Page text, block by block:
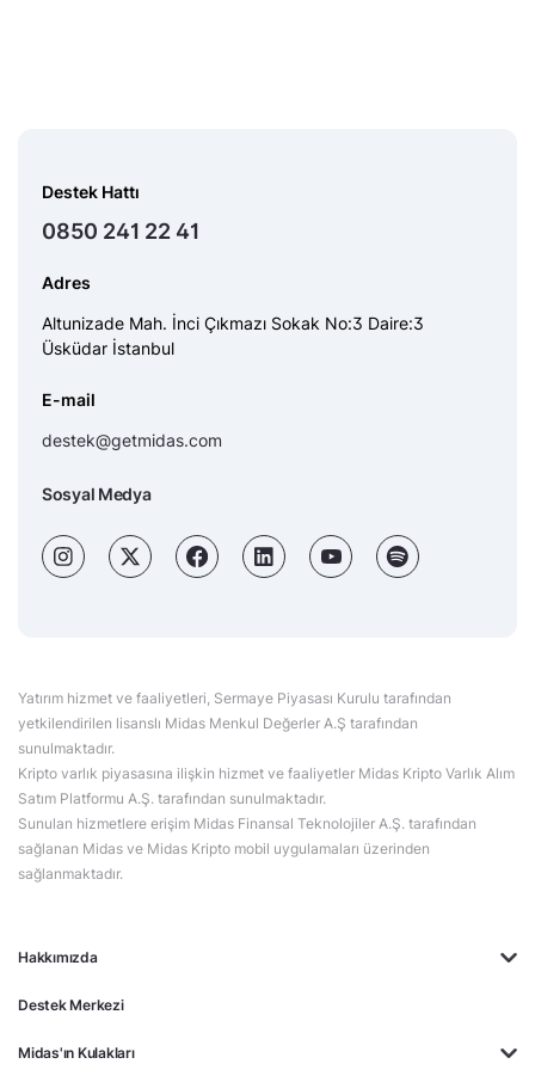
Hakkımızda
Destek Merkezi
Midas'ın Kulakları
Destek Hattı
0850 241 22 41
Adres
Altunizade Mah. İnci Çıkmazı Sokak No:3 Daire:3
Üsküdar İstanbul
E-mail
destek@getmidas.com
Sosyal Medya
Yatırım hizmet ve faaliyetleri, Sermaye Piyasası Kurulu tarafından
yetkilendirilen lisanslı Midas Menkul Değerler A.Ş tarafından
sunulmaktadır.
Kripto varlık piyasasına ilişkin hizmet ve faaliyetler Midas Kripto Varlık Alım
Satım Platformu A.Ş. tarafından sunulmaktadır.
Sunulan hizmetlere erişim Midas Finansal Teknolojiler A.Ş. tarafından
sağlanan Midas ve Midas Kripto mobil uygulamaları üzerinden
sağlanmaktadır.